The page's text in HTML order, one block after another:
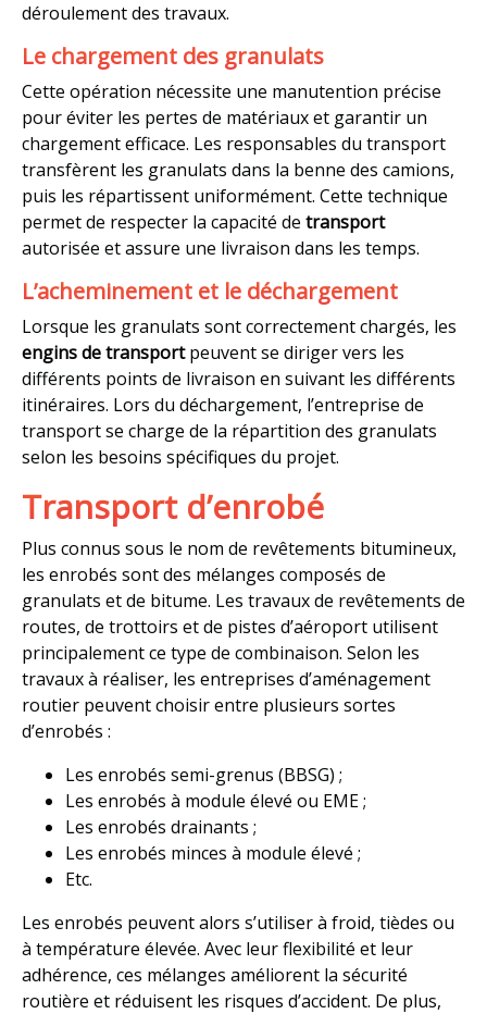
déroulement des travaux.
Le chargement des granulats
Cette opération nécessite une manutention précise
pour éviter les pertes de matériaux et garantir un
chargement efficace. Les responsables du transport
transfèrent les granulats dans la benne des camions,
puis les répartissent uniformément. Cette technique
permet de respecter la capacité de transport
autorisée et assure une livraison dans les temps.
L’acheminement et le déchargement
Lorsque les granulats sont correctement chargés, les
engins de transportpeuvent se diriger vers les
différents points de livraison en suivant les différents
itinéraires. Lors du déchargement, l’entreprise de
transport se charge de la répartition des granulats
selon les besoins spécifiques du projet.
Transport d’enrobé
Plus connus sous le nom de revêtements bitumineux,
les enrobés sont des mélanges composés de
granulats et de bitume. Les travaux de revêtements de
routes, de trottoirs et de pistes d’aéroport utilisent
principalement ce type de combinaison. Selon les
travaux à réaliser, les entreprises d’aménagement
routier peuvent choisir entre plusieurs sortes
d’enrobés :
Les enrobés semi-grenus (BBSG) ;
Les enrobés à module élevé ou EME ;
Les enrobés drainants ;
Les enrobés minces à module élevé ;
Etc.
Les enrobés peuvent alors s’utiliser à froid, tièdes ou
à température élevée. Avec leur flexibilité et leur
adhérence, ces mélanges améliorent la sécurité
routière et réduisent les risques d’accident. De plus,